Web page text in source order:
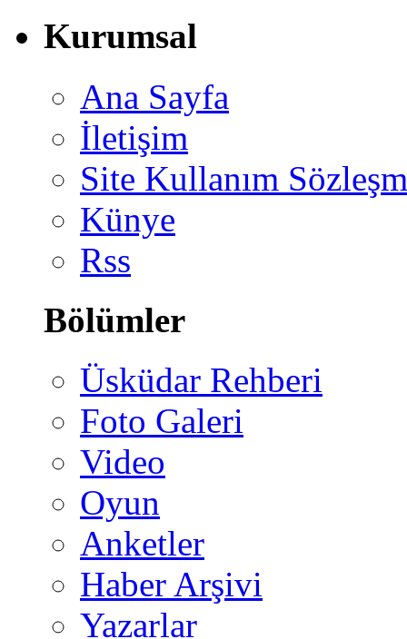
Kurumsal
Ana Sayfa
İletişim
Site Kullanım
Künye
Rss
Bölümler
Üsküdar Rehberi
Foto Galeri
Video
Oyun
Anketler
Haber Arşivi
Yazarlar